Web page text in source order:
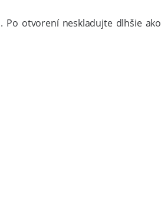
Po otvorení neskladujte dlhšie